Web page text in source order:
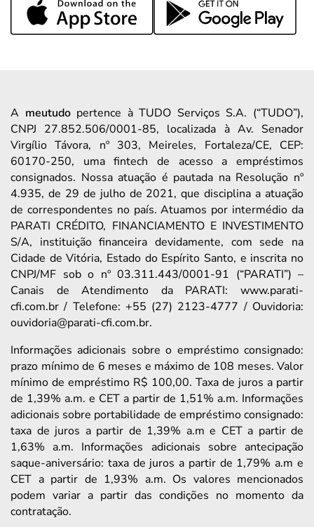
A meutudopertence à TUDO Serviços S.A. (“TUDO”),
CNPJ 27.852.506/0001-85, localizada à Av. Senador
Virgílio Távora, nº 303, Meireles, Fortaleza/CE, CEP:
60170-250, uma fintech de acesso a empréstimos
consignados. Nossa atuação é pautada na Resolução nº
4.935, de 29 de julho de 2021, que disciplina a atuação
de correspondentes no país. Atuamos por intermédio da
PARATI CRÉDITO, FINANCIAMENTO E INVESTIMENTO
S/A, instituição financeira devidamente, com sede na
Cidade de Vitória, Estado do Espírito Santo, e inscrita no
CNPJ/MF sob o nº 03.311.443/0001-91 (“PARATI”) –
Canais de Atendimento da PARATI: www.parati-
cfi.com.br / Telefone: +55 (27) 2123-4777 / Ouvidoria:
ouvidoria@parati-cfi.com.br.
Informações adicionais sobre o empréstimo consignado:
prazo mínimo de 6 meses e máximo de 108 meses. Valor
mínimo de empréstimo R$ 100,00. Taxa de juros a partir
de 1,39% a.m. e CET a partir de 1,51% a.m. Informações
adicionais sobre portabilidade de empréstimo consignado:
taxa de juros a partir de 1,39% a.m e CET a partir de
1,63% a.m. Informações adicionais sobre antecipação
saque-aniversário: taxa de juros a partir de 1,79% a.m e
CET a partir de 1,93% a.m. Os valores mencionados
podem variar a partir das condições no momento da
contratação.